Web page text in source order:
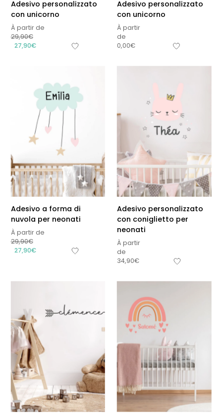
Adesivo personalizzato
con unicorno
À partir de
29,90€
27,90€
Adesivo personalizzato
con unicorno
À partir
de
0,00€
Adesivo a forma di
nuvola per neonati
À partir de
29,90€
27,90€
Adesivo personalizzato
con coniglietto per
neonati
À partir
de
34,90€